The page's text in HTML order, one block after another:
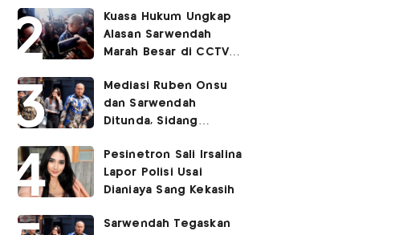
Kemesraan
Kuasa Hukum Ungkap
Alasan Sarwendah
Marah Besar di CCTV
Kecewa Mendalam
Mediasi Ruben Onsu
dan Sarwendah
Ditunda, Sidang
Pesinetron Sali Irsalina
Lapor Polisi Usai
Dianiaya Sang Kekasih
Sarwendah Tegaskan